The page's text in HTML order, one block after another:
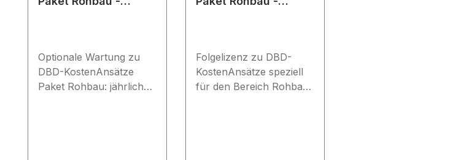
Optionale Wartung zu
DBD-KostenAnsätze
Paket Rohbau: jährlich
Folgelizenz zu DBD-
KostenAnsätze speziell
für den Bereich Rohbau